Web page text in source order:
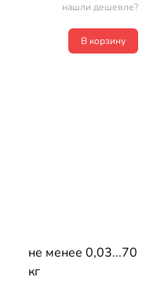
нашли дешевле?
В корзину
не менее 0,03...70
кг